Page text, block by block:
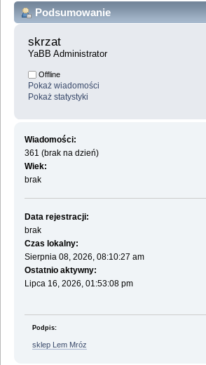
Podsumowanie
skrzat
YaBB Administrator
Offline
Pokaż wiadomości
Pokaż statystyki
Wiadomości:
361 (brak na dzień)
Wiek:
brak
Data rejestracji:
brak
Czas lokalny:
Sierpnia 08, 2026, 08:10:27 am
Ostatnio aktywny:
Lipca 16, 2026, 01:53:08 pm
Podpis:
sklep Lem Mróz